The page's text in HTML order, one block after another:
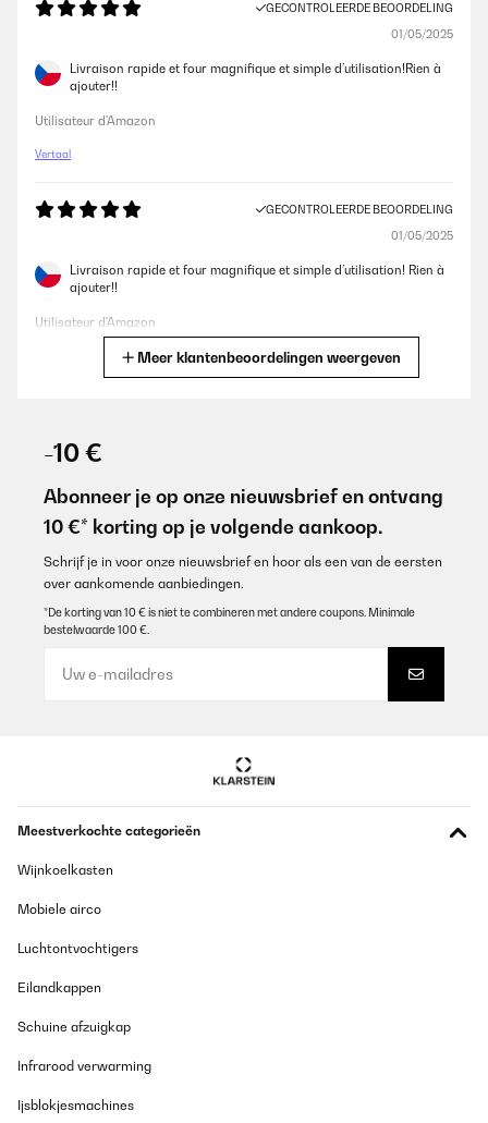
GECONTROLEERDE BEOORDELING
01/05/2025
Livraison rapide et four magnifique et simple d’utilisation!Rien à
ajouter!!
Utilisateur d'Amazon
Vertaal
GECONTROLEERDE BEOORDELING
01/05/2025
Livraison rapide et four magnifique et simple d’utilisation! Rien à
ajouter!!
Utilisateur d'Amazon
mesure de l'endroit où vous voulez l'encastré .
Utilisateur d'Amazon
Vertaal
GECONTROLEERDE BEOORDELING
Meine Frau ist zufrieden
10/10/2022
Hellemaal goed, Is geleverd bij mij thuis maar dit wordt niet
Vertaal
Hellemaal goed, Is geleverd bij mij thuis maar dit wordt niet
Meer klantenbeoordelingen weergeven
-10 €
Abonneer je op onze nieuwsbrief en ontvang
10 €* korting op je volgende aankoop.
Schrijf je in voor onze nieuwsbrief en hoor als een van de eersten
over aankomende aanbiedingen.
*De korting van 10 € is niet te combineren met andere coupons. Minimale
bestelwaarde 100 €.
Meestverkochte categorieën
Wijnkoelkasten
Mobiele airco
Luchtontvochtigers
Eilandkappen
Schuine afzuigkap
Infrarood verwarming
Ijsblokjesmachines